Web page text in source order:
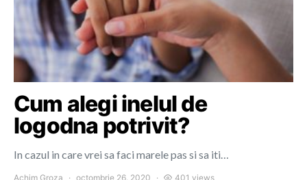
Cum alegi inelul de
logodna potrivit?
In cazul in care vrei sa faci marele pas si sa iti…
Achim Groza octombrie 26, 2020 401 views